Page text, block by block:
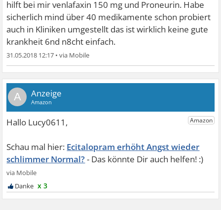
hilft bei mir venlafaxin 150 mg und Proneurin. Habe
sicherlich mind über 40 medikamente schon probiert
auch in Kliniken umgestellt das ist wirklich keine gute
krankheit 6nd n8cht einfach.
31.05.2018 12:17 •
A
Ecitalopram erhöht Angst wieder
schlimmer Normal?
x 3